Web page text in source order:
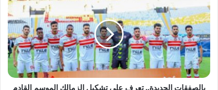
بالصفقات الجديدة.. تعرف على تشكيل الزمالك الموسم القادم